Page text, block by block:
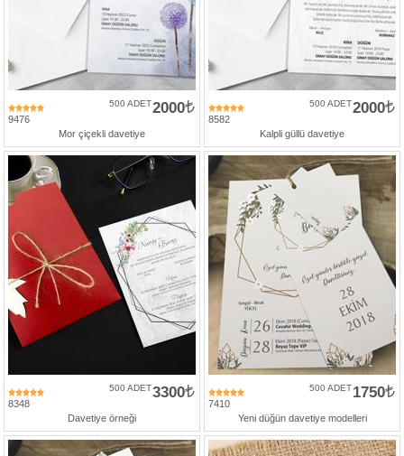
(ücretsiz)
Gerçek
Müşteri
Yorumları
Yeni
Davetiye
Simay
Davetiye
Biz
kimiz?
0533
427
29
9476
2000
500 ADET
Mor çiçekli davetiye
8582
2000
500 ADET
Kalpli güllü davetiye
8348
3300
500 ADET
Davetiye örneği
7410
1750
500 ADET
Yeni düğün davetiye modelleri